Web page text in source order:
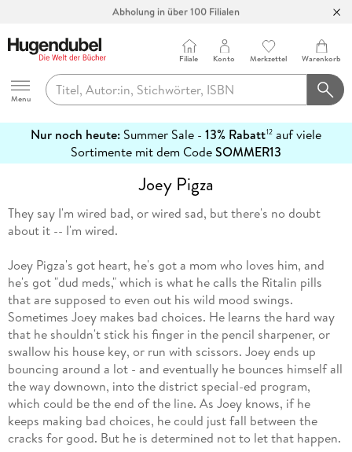
Abholung in über 100 Filialen
Hugendubel
Menu
Filiale Konto Merkzettel Warenkorb
Nur noch heute: Summer Sale - 13% Rabatt12 auf viele
Sortimente mit dem CodeSOMMER13
erfahren
Joey Pigza
They say I'm wired bad, or wired sad, but there's no doubt
about it -- I'm wired.
Joey Pigza's got heart, he's got a mom who loves him, and
he's got "dud meds," which is what he calls the Ritalin pills
that are supposed to even out his wild mood swings.
Sometimes Joey makes bad choices. He learns the hard way
that he shouldn't stick his finger in the pencil sharpener, or
swallow his house key, or run with scissors. Joey ends up
bouncing around a lot - and eventually he bounces himself all
the way downown, into the district special-ed program,
which could be the end of the line. As Joey knows, if he
keeps making bad choices, he could just fall between the
cracks for good. But he is determined not to let that happen.